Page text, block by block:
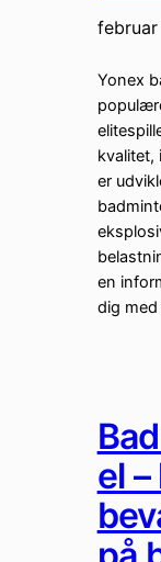
februar
Yonex
kvalitet,
er
en
dig
el